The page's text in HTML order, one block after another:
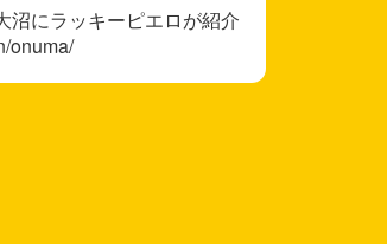
にラッキーピエロが紹介
onuma/